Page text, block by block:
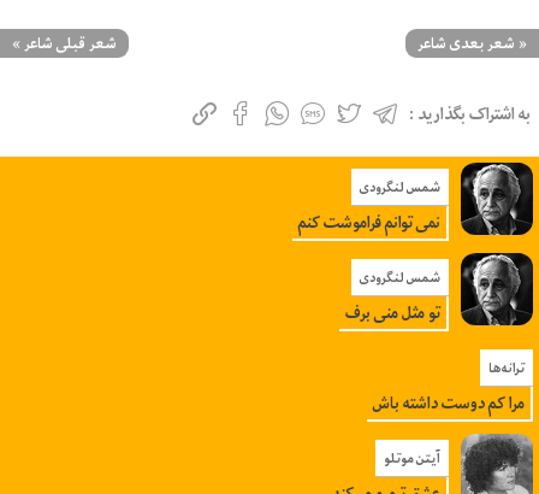
« شعر بعدی شاعر شعر قبلی شاعر»
به اشتراک بگذارید :
شمس لنگرودی
نمی توانم فراموشت کنم
شمس لنگرودی
تو مثل منی برف
ترانه‌ها
مرا کم دوست داشته باش
آیتن موتلو